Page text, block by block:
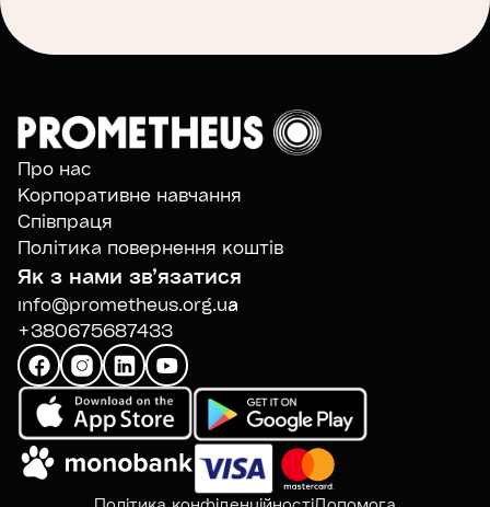
Про нас
Корпоративне навчання
Співпраця
Політика повернення коштів
Як з нами звʼязатися
info@prometheus.org.ua
+380675687433